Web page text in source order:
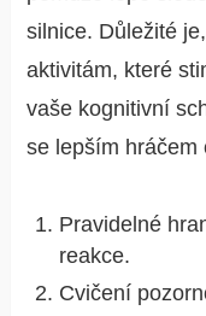
silnice. Důležité
aktivitám, které
vaše kognitivní
se lepším hráčem
Pravidelné
reakce.
Cvičení